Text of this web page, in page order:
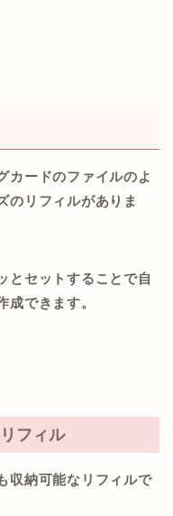
カードのファイルのよ
のリフィルがありま
とセットすることで自
成できます。
フィル
収納可能なリフィルで